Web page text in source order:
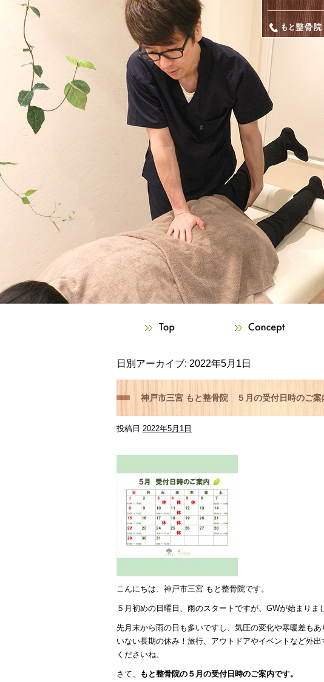
日別アーカイブ: 2022年5月1日
神戸市三宮 もと整骨院 ５月の受付日時のご案
投稿日 2022年5月1日
こんにちは、神戸市三宮 もと整骨院です。
５月初めの日曜日、雨のスタートですが、GWが始まりま
先月末から雨の日も多いですし、気圧の変化や寒暖差も
いない長期の休み！旅行、アウトドアやイベントなど外
くださいね。
さて、 もと整骨院の５月の受付日時のご案内です。